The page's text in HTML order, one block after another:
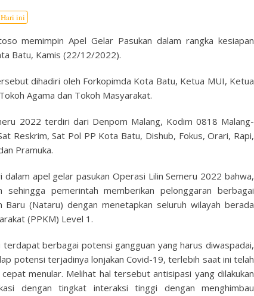
ini
memimpin Apel Gelar Pasukan dalam rangka kesiapan
Batu, Kamis (22/12/2022).
dihadiri oleh Forkopimda Kota Batu, Ketua MUI, Ketua
Agama dan Tokoh Masyarakat.
2022 terdiri dari Denpom Malang, Kodim 0818 Malang-
Reskrim, Sat Pol PP Kota Batu, Dishub, Fokus, Orari, Rapi,
Pramuka.
apel gelar pasukan Operasi Lilin Semeru 2022 bahwa,
pemerintah memberikan pelonggaran berbagai
(Nataru) dengan menetapkan seluruh wilayah berada
(PPKM) Level 1.
berbagai potensi gangguan yang harus diwaspadai,
potensi terjadinya lonjakan Covid-19, terlebih saat ini telah
menular. Melihat hal tersebut antisipasi yang dilakukan
dengan tingkat interaksi tinggi dengan menghimbau